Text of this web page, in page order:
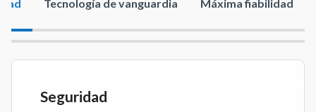
Tecnología de vanguardia Máxima fiabilidad
Seguridad